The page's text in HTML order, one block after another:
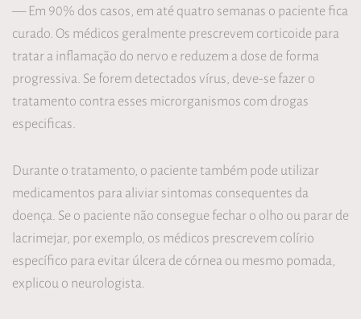
— Em 90% dos casos, em até quatro semanas o paciente fica
curado. Os médicos geralmente prescrevem corticoide para
tratar a inflamação do nervo e reduzem a dose de forma
progressiva. Se forem detectados vírus, deve-se fazer o
tratamento contra esses microrganismos com drogas
especificas.
Durante o tratamento, o paciente também pode utilizar
medicamentos para aliviar sintomas consequentes da
doença. Se o paciente não consegue fechar o olho ou parar de
lacrimejar, por exemplo, os médicos prescrevem colírio
específico para evitar úlcera de córnea ou mesmo pomada,
explicou o neurologista.